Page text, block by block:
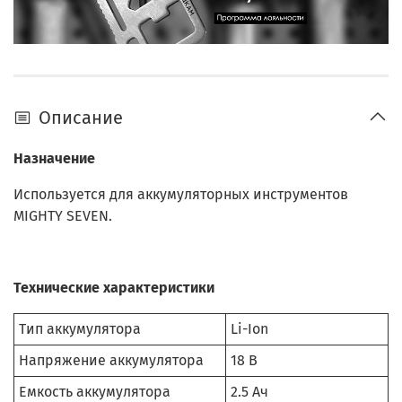
Описание
Назначение
Используется для аккумуляторных инструментов
MIGHTY SEVEN.
Технические характеристики
Тип аккумулятора
Li-Ion
Напряжение аккумулятора
18 В
Емкость аккумулятора
2.5 Ач